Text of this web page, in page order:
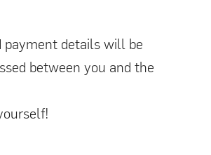
payment details will be
between you and the